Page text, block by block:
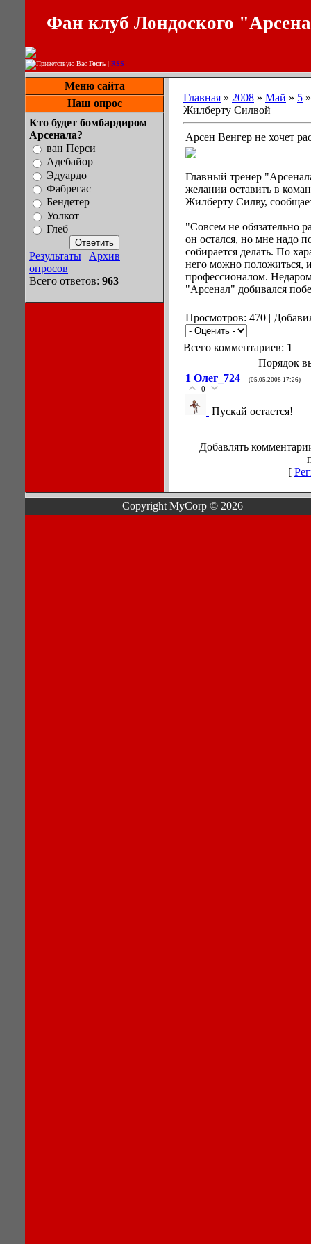
Фан клуб Лондоского
Приветствую Вас Гость | RSS
Меню сайта
Наш опрос
Кто будет бомбардиром
Арсенала?
ван Перси
Адебайор
Эдуардо
Фабрегас
Бендетер
Уолкот
Глеб
Результаты | Архив
опросов
Всего ответов: 963
Главная » 2008 » Май » 5
Жилберту Силвой
Арсен Венгер не хочет
Главный тренер
желании оставить в
Жилберту Силву,
"Совсем не обязательно
он остался, но мне надо
собирается делать. По
него можно положиться,
профессионалом.
"Арсенал" добивался
Просмотров: 470 |
Всего комментариев: 1
Порядок
1 Олег_724 (05.05.2008 17:26)
0
Пускай остается!
Добавлять
[
Copyright MyCorp © 2026